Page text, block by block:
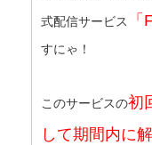
式配信サービス
すにゃ！
このサービスの初
して期間内に